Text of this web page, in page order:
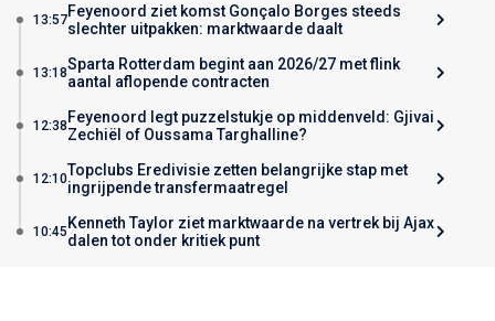
13:57Feyenoord ziet komst Gonçalo Borges steeds
slechter uitpakken: marktwaarde daalt
13:18Sparta Rotterdam begint aan 2026/27 met flink
aantal aflopende contracten
12:38 Feyenoord legt puzzelstukje op middenveld: Gjivai
Zechiël of Oussama Targhalline?
12:10Topclubs Eredivisie zetten belangrijke stap met
ingrijpende transfermaatregel
10:45 Kenneth Taylor ziet marktwaarde na vertrek bij Ajax
dalen tot onder kritiek punt